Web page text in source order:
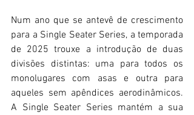
Num ano que se antevê de crescimento
para a Single Seater Series, a temporada
de 2025 trouxe a introdução de duas
divisões distintas: uma para todos os
monolugares com asas e outra para
aqueles sem apêndices aerodinâmicos.
A Single Seater Series mantém a sua